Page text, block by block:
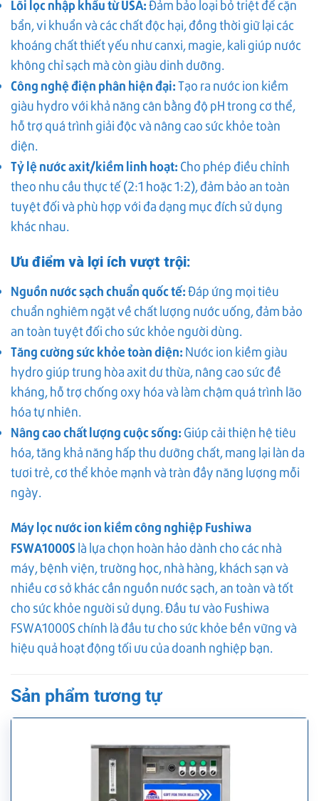
Lõi lọc nhập khẩu từ USA:Đảm bảo loại bỏ triệt để cặn
bẩn, vi khuẩn và các chất độc hại, đồng thời giữ lại các
khoáng chất thiết yếu như canxi, magie, kali giúp nước
không chỉ sạch mà còn giàu dinh dưỡng.
Công nghệ điện phân hiện đại:Tạo ra nước ion kiềm
giàu hydro với khả năng cân bằng độ pH trong cơ thể,
hỗ trợ quá trình giải độc và nâng cao sức khỏe toàn
diện.
Tỷ lệ nước axit/kiềm linh hoạt: Cho phép điều chỉnh
theo nhu cầu thực tế (2:1 hoặc 1:2), đảm bảo an toàn
tuyệt đối và phù hợp với đa dạng mục đích sử dụng
khác nhau.
Ưu điểm và lợi ích vượt trội:
Nguồn nước sạch chuẩn quốc tế:Đáp ứng mọi tiêu
chuẩn nghiêm ngặt về chất lượng nước uống, đảm bảo
an toàn tuyệt đối cho sức khỏe người dùng.
Tăng cường sức khỏe toàn diện: Nước ion kiềm giàu
hydro giúp trung hòa axit dư thừa, nâng cao sức đề
kháng, hỗ trợ chống oxy hóa và làm chậm quá trình lão
hóa tự nhiên.
Nâng cao chất lượng cuộc sống: Giúp cải thiện hệ tiêu
hóa, tăng khả năng hấp thu dưỡng chất, mang lại làn da
tươi trẻ, cơ thể khỏe mạnh và tràn đầy năng lượng mỗi
ngày.
Máy lọc nước ion kiềm công nghiệp Fushiwa
FSWA1000S là lựa chọn hoàn hảo dành cho các nhà
máy, bệnh viện, trường học, nhà hàng, khách sạn và
nhiều cơ sở khác cần nguồn nước sạch, an toàn và tốt
cho sức khỏe người sử dụng. Đầu tư vào Fushiwa
FSWA1000S chính là đầu tư cho sức khỏe bền vững và
hiệu quả hoạt động tối ưu của doanh nghiệp bạn.
Sản phẩm tương tự